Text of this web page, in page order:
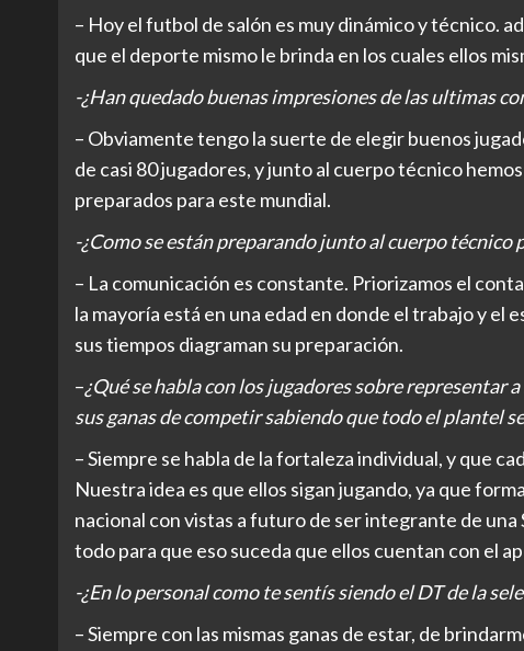
– Hoy el futbol de salón es muy dinámico y técnico.
que el deporte mismo le brinda en los cuales ellos
-¿Han quedado buenas impresiones de las ultimas
– Obviamente tengo la suerte de elegir buenos
de casi 80 jugadores, y junto al cuerpo técnico
preparados para este mundial.
-¿Como se están preparando junto al cuerpo técnico
– La comunicación es constante. Priorizamos el
la mayoría está en una edad en donde el trabajo y
sus tiempos diagraman su preparación.
–¿Qué se habla con los jugadores sobre representar
sus ganas de competir sabiendo que todo el plantel
– Siempre se habla de la fortaleza individual, y que
Nuestra idea es que ellos sigan jugando, ya que
nacional con vistas a futuro de ser integrante de una
todo para que eso suceda que ellos cuentan con el
-¿En lo personal como te sentís siendo el DT de la
– Siempre con las mismas ganas de estar, de